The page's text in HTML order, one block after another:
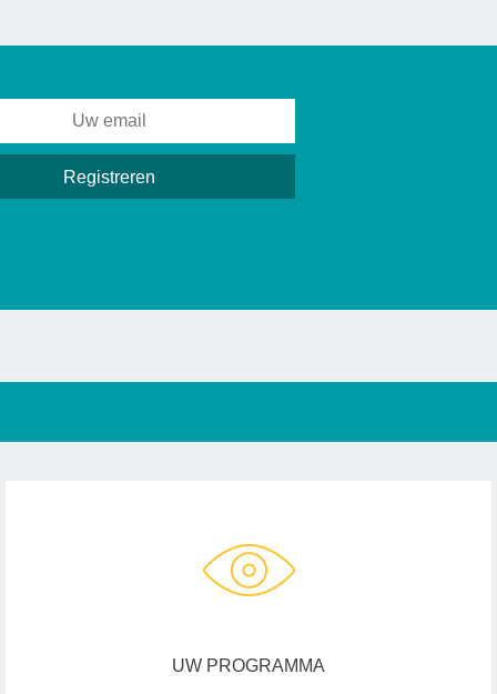
UW PROGRAMMA